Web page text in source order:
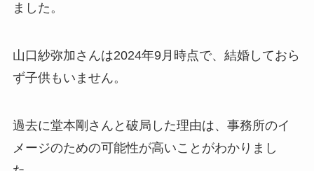
ました。
山口紗弥加さんは2024年9月時点で、結婚しておら
ず子供もいません。
過去に堂本剛さんと破局した理由は、事務所のイ
メージのための可能性が高いことがわかりまし